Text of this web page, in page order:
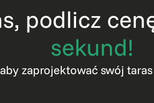
podlicz
sekund!
zaprojektować swój